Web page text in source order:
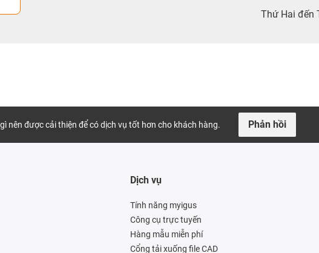
Thứ Hai đến
nên được cải thiện để có dịch vụ tốt hơn cho khách hàng. Phản hồi
Dịch vụ
Tính năng myigus
Công cụ trực tuyến
Hàng mẫu miễn phí
Cổng tải xuống file CAD